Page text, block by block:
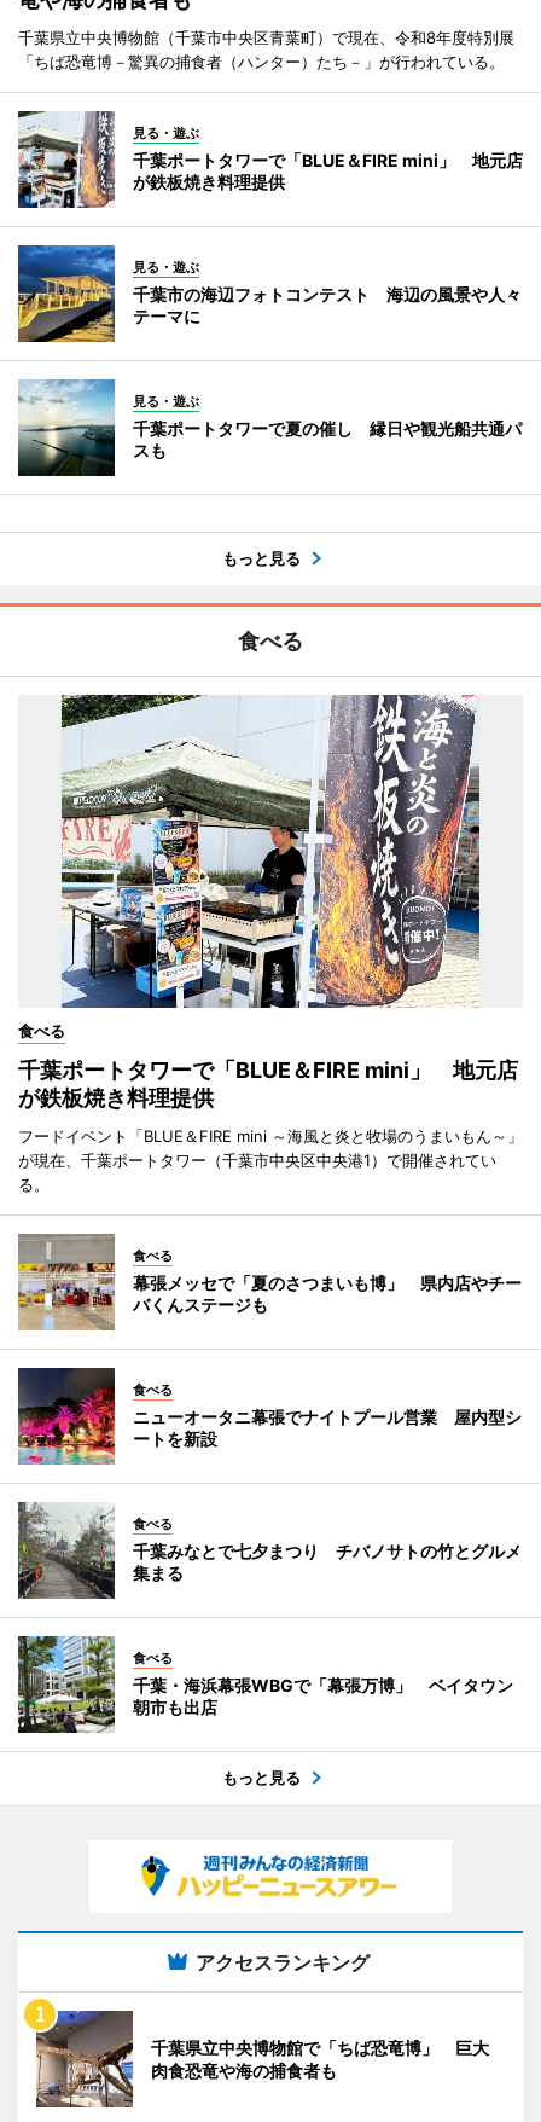
千葉県立中央博物館（千葉市中央区青葉町）で現在、令和8年度特別展
「ちば恐竜博－驚異の捕食者（ハンター）たち－」が行われている。
見る・遊ぶ
千葉ポートタワーで「BLUE＆FIRE mini」 地元店
が鉄板焼き料理提供
見る・遊ぶ
千葉市の海辺フォトコンテスト 海辺の風景や人々
テーマに
見る・遊ぶ
千葉ポートタワーで夏の催し 縁日や観光船共通パ
スも
もっと見る
食べる
食べる
千葉ポートタワーで「BLUE＆FIRE mini」 地元店
が鉄板焼き料理提供
フードイベント「BLUE＆FIRE mini ～海風と炎と牧場のうまいもん～」
が現在、千葉ポートタワー（千葉市中央区中央港1）で開催されてい
る。
食べる
幕張メッセで「夏のさつまいも博」 県内店やチー
バくんステージも
食べる
ニューオータニ幕張でナイトプール営業 屋内型シ
ートを新設
食べる
千葉みなとで七夕まつり チバノサトの竹とグルメ
集まる
食べる
千葉・海浜幕張WBGで「幕張万博」 ベイタウン
朝市も出店
もっと見る
アクセスランキング
千葉県立中央博物館で「ちば恐竜博」 巨大
肉食恐竜や海の捕食者も